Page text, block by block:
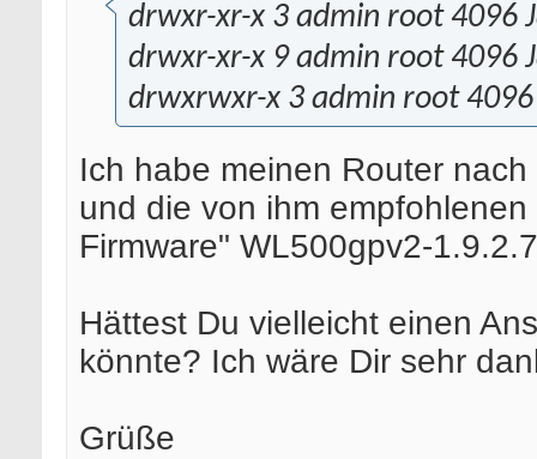
drwxr-xr-x 3 admin root 4096
drwxr-xr-x 9 admin root 4096
drwxrwxr-x 3 admin root
Ich habe meinen Router
und die von ihm
Firmware" WL500gpv2-
Hättest Du vielleicht einen
könnte? Ich wäre Dir sehr
Grüße